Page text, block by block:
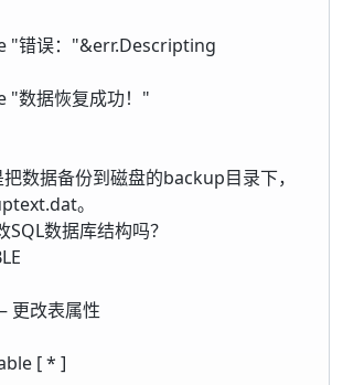
"错误："&err.Descripting
"数据恢复成功！"
数据备份到磁盘的backup目录下，
。
SQL数据库结构吗？
更改表属性
[ * ]